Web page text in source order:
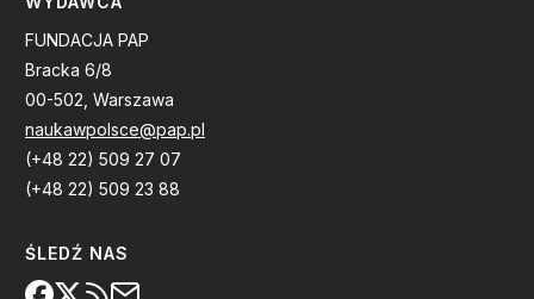
FUNDACJA PAP
Bracka 6/8
00-502, Warszawa
naukawpolsce@pap.pl
(+48 22) 509 27 07
(+48 22) 509 23 88
ŚLEDŹ NAS